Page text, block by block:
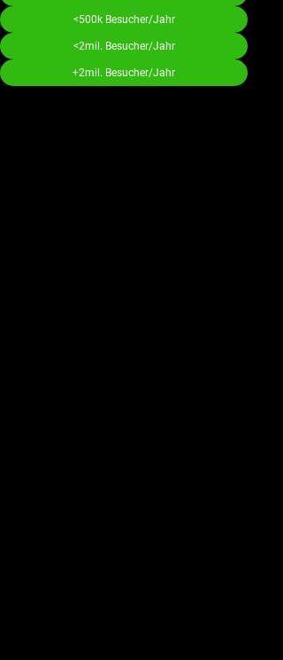
<500k Besucher/Jahr
<2mil. Besucher/Jahr
+2mil. Besucher/Jahr